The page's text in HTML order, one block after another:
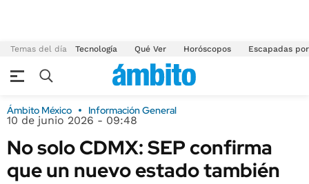
Temas del día Tecnología Qué Ver Horóscopos Escapadas
Ámbito México Información General
10 de junio 2026 - 09:48
No solo CDMX: SEP confirma
que un nuevo estado también